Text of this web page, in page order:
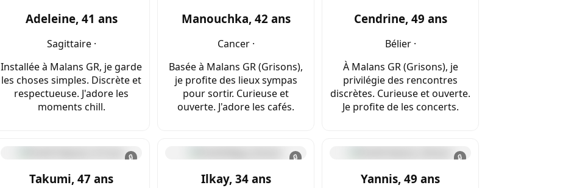
Adeleine, 41 ans
Sagittaire ·
Installée à Malans GR, je garde
les choses simples. Discrète et
respectueuse. J'adore les
moments chill.
Manouchka, 42 ans
Cancer ·
Basée à Malans GR (Grisons),
je profite des lieux sympas
pour sortir. Curieuse et
ouverte. J'adore les cafés.
Cendrine, 49 ans
Bélier ·
À Malans GR (Grisons), je
privilégie des rencontres
discrètes. Curieuse et ouverte.
Je profite de les concerts.
🔒
Takumi, 47 ans
🔒
Ilkay, 34 ans
🔒
Yannis, 49 ans